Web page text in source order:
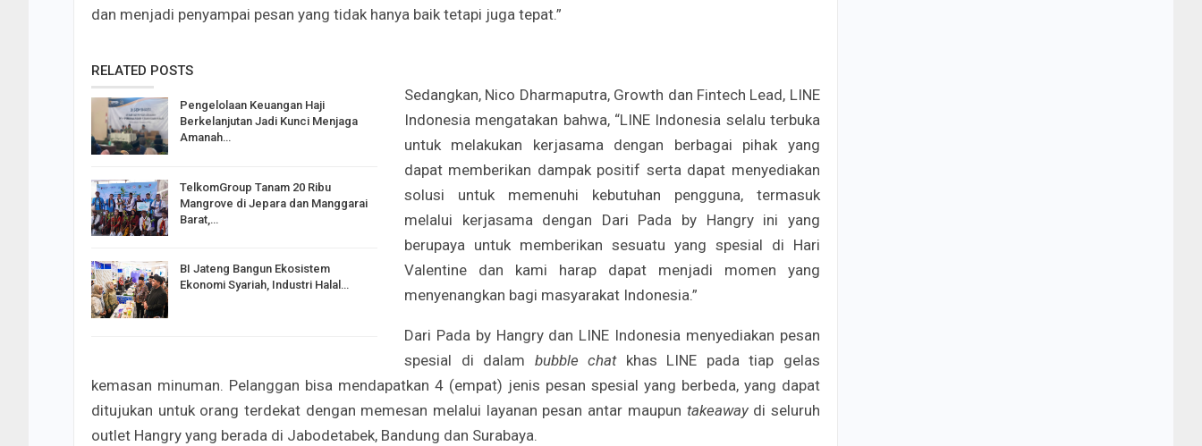
dan menjadi penyampai pesan yang tidak hanya baik tetapi juga tepat.”
RELATED POSTS
Pengelolaan Keuangan Haji
Berkelanjutan Jadi Kunci Menjaga
Amanah…
TelkomGroup Tanam 20 Ribu
Mangrove di Jepara dan Manggarai
Barat,…
BI Jateng Bangun Ekosistem
Ekonomi Syariah, Industri Halal…
Sedangkan, Nico Dharmaputra, Growth dan Fintech Lead, LINE
Indonesia mengatakan bahwa, “LINE Indonesia selalu terbuka
untuk melakukan kerjasama dengan berbagai pihak yang
dapat memberikan dampak positif serta dapat menyediakan
solusi untuk memenuhi kebutuhan pengguna, termasuk
melalui kerjasama dengan Dari Pada by Hangry ini yang
berupaya untuk memberikan sesuatu yang spesial di Hari
Valentine dan kami harap dapat menjadi momen yang
menyenangkan bagi masyarakat Indonesia.”
Dari Pada by Hangry dan LINE Indonesia menyediakan pesan
spesial di dalam bubble chatkhas LINE pada tiap gelas
kemasan minuman. Pelanggan bisa mendapatkan 4 (empat) jenis pesan spesial yang berbeda, yang dapat
ditujukan untuk orang terdekat dengan memesan melalui layanan pesan antar maupun takeaway di seluruh
outlet Hangry yang berada di Jabodetabek, Bandung dan Surabaya.